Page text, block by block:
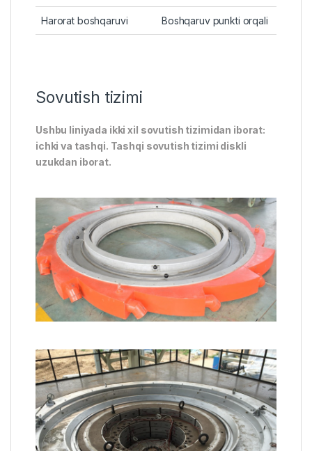
Harorat boshqaruvi Boshqaruv punkti orqali
Sovutish tizimi
Ushbu liniyada ikki xil sovutish tizimidan iborat:
ichki va tashqi. Tashqi sovutish tizimi diskli
uzukdan iborat.